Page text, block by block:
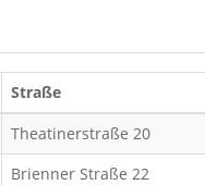
Straße
Theatinerstraße 20
Brienner Straße 22